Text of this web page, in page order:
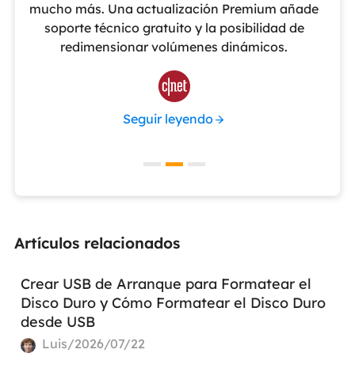
mucho más. Una actualización Premium añade
soporte técnico gratuito y la posibilidad de
redimensionar volúmenes dinámicos.

Seguir leyendo
Artículos relacionados
Crear USB de Arranque para Formatear el
Disco Duro y Cómo Formatear el Disco Duro
desde USB
Luis/2026/07/22